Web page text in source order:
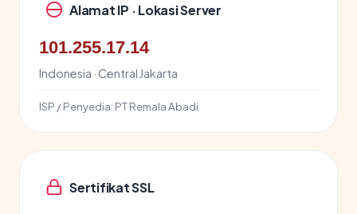
Alamat IP · Lokasi Server
101.255.17.14
Indonesia · Central Jakarta
ISP / Penyedia: PT Remala Abadi
Sertifikat SSL